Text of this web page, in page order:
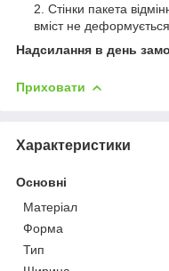
Стінки пакета
вміст не
Надсилання в день
Приховати
Характеристики
Основні
Матеріал
Форма
Тип